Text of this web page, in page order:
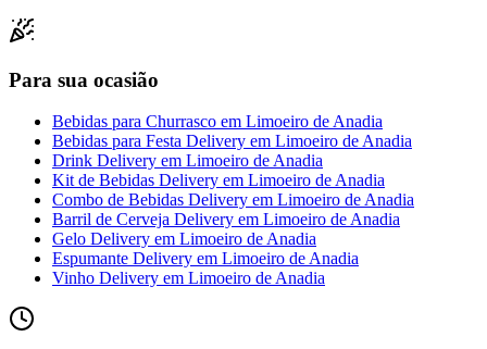
Para sua ocasião
Bebidas para Churrasco em Limoeiro de Anadia
Bebidas para Festa Delivery em Limoeiro de Anadia
Drink Delivery em Limoeiro de Anadia
Kit de Bebidas Delivery em Limoeiro de Anadia
Combo de Bebidas Delivery em Limoeiro de Anadia
Barril de Cerveja Delivery em Limoeiro de Anadia
Gelo Delivery em Limoeiro de Anadia
Espumante Delivery em Limoeiro de Anadia
Vinho Delivery em Limoeiro de Anadia